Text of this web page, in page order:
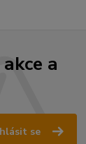
a
se